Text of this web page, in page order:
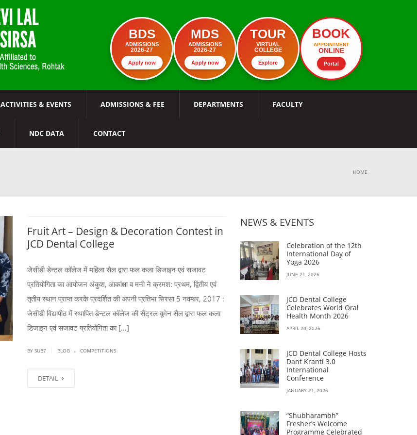
BDS
ADMISSIONS
2026-27
Apply now
MDS
ADMISSIONS
2026-27
Apply now
TOUR
VIRTUAL
COLLEGE
Explore
BOOK
APPOINTMENT
ONLINE
Portal
ACTIVITIES & EVENTS ADMISSIONS & FEE DEPARTMENTS FACULTY
NDC DATA CONTACT
HOME
Fruit Art – Design & Decoration Contest in
JCD Dental College
जेसीडी डेन्टल कॉलेज में महिला सैल द्वारा फल कला डिजाइन एवं सजावट
प्रतियोगिता का आयोजन अंकुश, आकांक्षा व मनी ने क्रमश: प्रथम, द्वितीय एवं
तृतीय स्थान प्राप्त करके प्रदर्शित की अपनी प्रतिभा सिरसा 5 नवम्बर, 2017 :
जेसीडी विद्यापीठ में स्थापित डेन्टल कॉलेज की सैंट्रल वूमेन सैल द्वारा फल कला
डिजाइन एवं सजावट प्रतियोगिता का […]
BY SUB7 BLOG . COMPETITIONS
DETAIL
NEWS & EVENTS
Celebration of the 12th
International Day of
Yoga 2026
JUNE 21, 2026
JCD Dental College
Celebrates World Oral
Health Month 2026
APRIL 20, 2026
JCD Dental College Hosts
Dant Kranti 3.0
International
Conference
JANUARY 21, 2026
“Shubharambh”
Fresher’s Welcome
Programme Celebrated